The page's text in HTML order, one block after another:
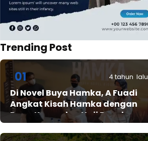
Trending Post
01 4 tahun lalu
Di Novel Buya Hamka, A Fuadi
Angkat Kisah Hamka dengan
Bung Karno dan Haji Rasul